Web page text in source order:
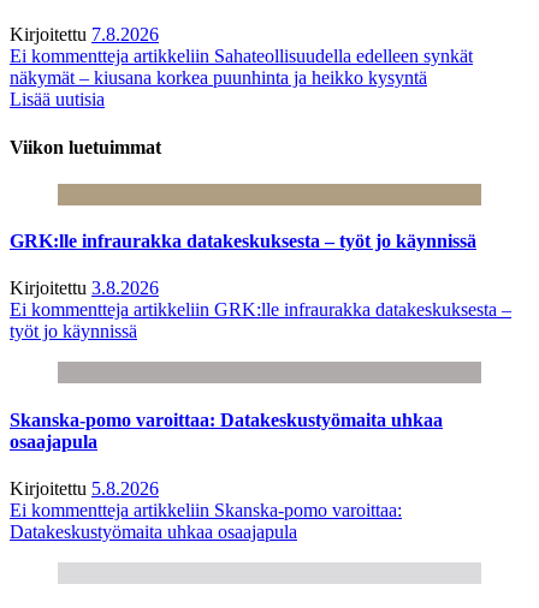
Kirjoitettu 7.8.2026
Ei kommentteja artikkeliin Sahateollisuudella edelleen synkät
näkymät – kiusana korkea puunhinta ja heikko kysyntä
Lisää uutisia
Viikon luetuimmat
GRK:lle infraurakka datakeskuksesta – työt jo käynnissä
Kirjoitettu 3.8.2026
Ei kommentteja artikkeliin GRK:lle infraurakka datakeskuksesta –
työt jo käynnissä
Skanska-pomo varoittaa: Datakeskustyömaita uhkaa
osaajapula
Kirjoitettu 5.8.2026
Ei kommentteja artikkeliin Skanska-pomo varoittaa:
Datakeskustyömaita uhkaa osaajapula